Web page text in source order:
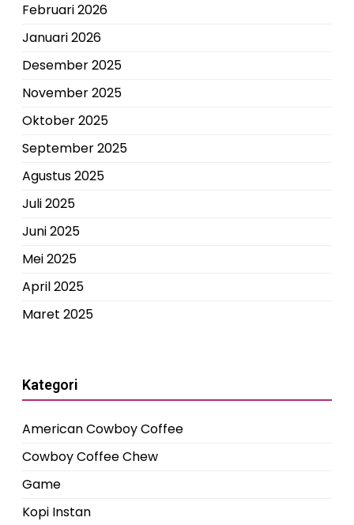
Februari 2026
Januari 2026
Desember 2025
November 2025
Oktober 2025
September 2025
Agustus 2025
Juli 2025
Juni 2025
Mei 2025
April 2025
Maret 2025
Kategori
American Cowboy Coffee
Cowboy Coffee Chew
Game
Kopi Instan